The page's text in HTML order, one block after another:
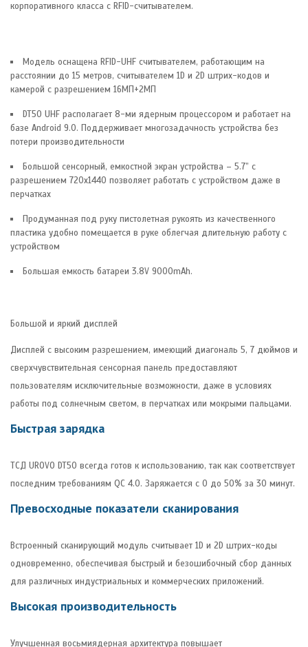
корпоративного класса с RFID-считывателем.
Модель оснащена RFID-UHF считывателем, работающим на
расстоянии до 15 метров, считывателем 1D и 2D штрих-кодов и
камерой с разрешением 16МП+2МП
DT50 UHF располагает 8-ми ядерным процессором и работает на
базе Android 9.0. Поддерживает многозадачность устройства без
потери производительности
Большой сенсорный, емкостной экран устройства – 5.7” с
разрешением 720х1440 позволяет работать с устройством даже в
перчатках
Продуманная под руку пистолетная рукоять из качественного
пластика удобно помещается в руке облегчая длительную работу с
устройством
Большая емкость батареи 3.8V 9000mAh.
Большой и яркий дисплей
Дисплей с высоким разрешением, имеющий диагональ 5, 7 дюймов и
сверхчувствительная сенсорная панель предоставляют
пользователям исключительные возможности, даже в условиях
работы под солнечным светом, в перчатках или мокрыми пальцами.
Быстрая зарядка
ТСД UROVO DT50 всегда готов к использованию, так как соответствует
последним требованиям QC 4.0. Заряжается с 0 до 50% за 30 минут.
Превосходные показатели сканирования
Встроенный сканирующий модуль считывает 1D и 2D штрих-коды
одновременно, обеспечивая быстрый и безошибочный сбор данных
для различных индустриальных и коммерческих приложений.
Высокая производительность
Улучшенная восьмиядерная архитектура повышает